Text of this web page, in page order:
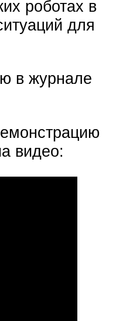
роботах в
для
в журнале
видео: